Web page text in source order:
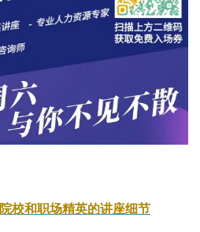
校和职场精英的讲座细节